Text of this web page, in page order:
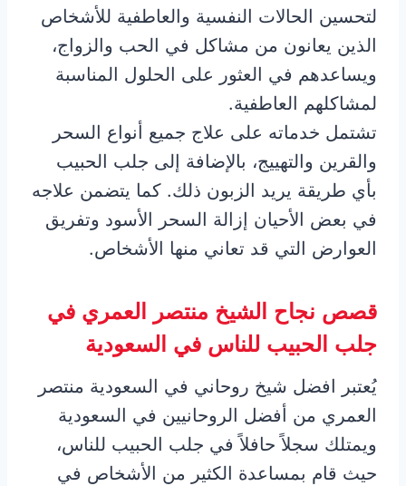
لتحسين الحالات النفسية والعاطفية للأشخاص
الذين يعانون من مشاكل في الحب والزواج،
ويساعدهم في العثور على الحلول المناسبة
لمشاكلهم العاطفية.
تشتمل خدماته على علاج جميع أنواع السحر
والقرين والتهييج، بالإضافة إلى جلب الحبيب
بأي طريقة يريد الزبون ذلك. كما يتضمن علاجه
في بعض الأحيان إزالة السحر الأسود وتفريق
العوارض التي قد تعاني منها الأشخاص.
قصص نجاح الشيخ منتصر العمري في
جلب الحبيب للناس في السعودية
يُعتبر افضل شيخ روحاني في السعودية منتصر
العمري من أفضل الروحانيين في السعودية
ويمتلك سجلاً حافلاً في جلب الحبيب للناس،
حيث قام بمساعدة الكثير من الأشخاص في